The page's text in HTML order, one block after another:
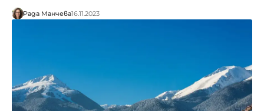
Рада Манчева16.11.2023